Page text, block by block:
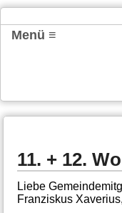
Menü ≡
11. + 12.
Liebe
Franziskus Xaverius,